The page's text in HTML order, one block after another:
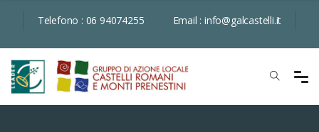
Telefono : 06 94074255 Email : info@galcastelli.it